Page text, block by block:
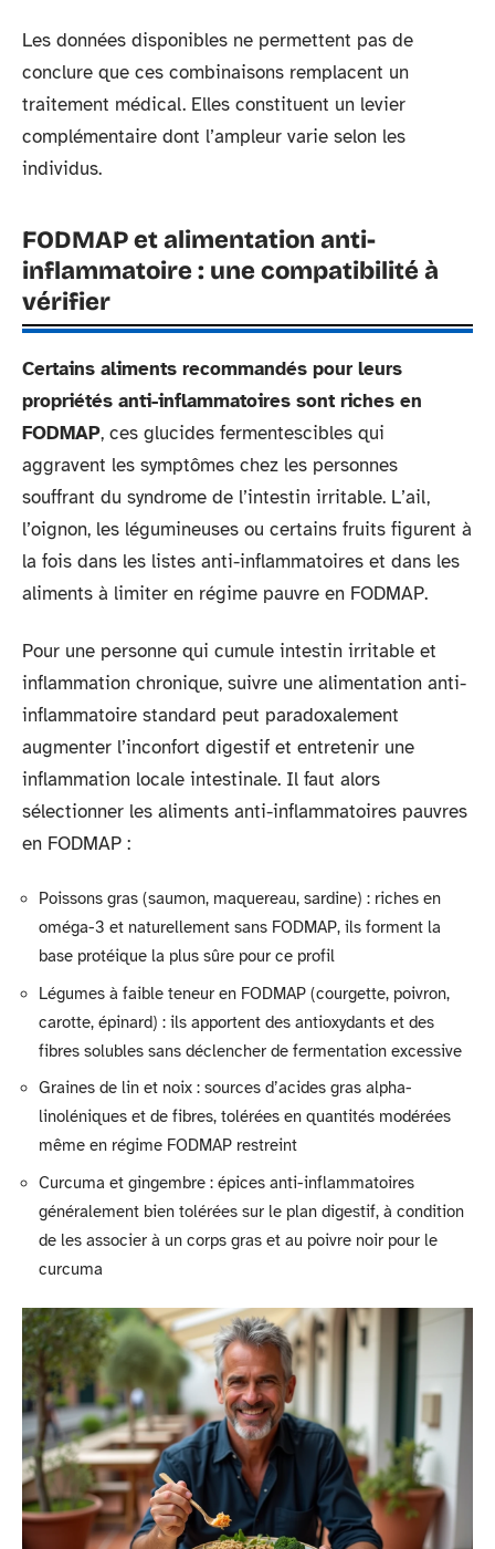
Les données disponibles ne permettent pas de
conclure que ces combinaisons remplacent un
traitement médical. Elles constituent un levier
complémentaire dont l’ampleur varie selon les
individus.
FODMAP et alimentation anti-
inflammatoire : une compatibilité à
vérifier
Certains aliments recommandés pour leurs
propriétés anti-inflammatoires sont riches en
FODMAP, ces glucides fermentescibles qui
aggravent les symptômes chez les personnes
souffrant du syndrome de l’intestin irritable. L’ail,
l’oignon, les légumineuses ou certains fruits figurent à
la fois dans les listes anti-inflammatoires et dans les
aliments à limiter en régime pauvre en FODMAP.
Pour une personne qui cumule intestin irritable et
inflammation chronique, suivre une alimentation anti-
inflammatoire standard peut paradoxalement
augmenter l’inconfort digestif et entretenir une
inflammation locale intestinale. Il faut alors
sélectionner les aliments anti-inflammatoires pauvres
en FODMAP :
Poissons gras (saumon, maquereau, sardine) : riches en
oméga-3 et naturellement sans FODMAP, ils forment la
base protéique la plus sûre pour ce profil
Légumes à faible teneur en FODMAP (courgette, poivron,
carotte, épinard) : ils apportent des antioxydants et des
fibres solubles sans déclencher de fermentation excessive
Graines de lin et noix : sources d’acides gras alpha-
linoléniques et de fibres, tolérées en quantités modérées
même en régime FODMAP restreint
Curcuma et gingembre : épices anti-inflammatoires
généralement bien tolérées sur le plan digestif, à condition
de les associer à un corps gras et au poivre noir pour le
curcuma